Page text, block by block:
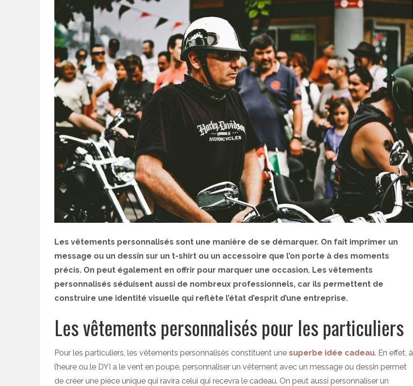
Les vêtements personnalisés sont une manière de se démarquer. On fait imprimer un
message ou un dessin sur un t-shirt ou un accessoire que l’on porte à des moments
précis. On peut également en offrir pour marquer une occasion. Les vêtements
personnalisés séduisent aussi de nombreux professionnels, car ils permettent de
construire une identité visuelle qui reflète l’état d’esprit d’une entreprise.
Les vêtements personnalisés pour les particuliers
Pour les particuliers, les vêtements personnalisés constituent une superbe idée cadeau. En effet, à
l’heure ou le DYI a le vent en poupe, personnaliser un vêtement avec un message ou dessin permet
de créer une pièce unique qui ravira celui qui recevra le cadeau. On peut aussi personnaliser un